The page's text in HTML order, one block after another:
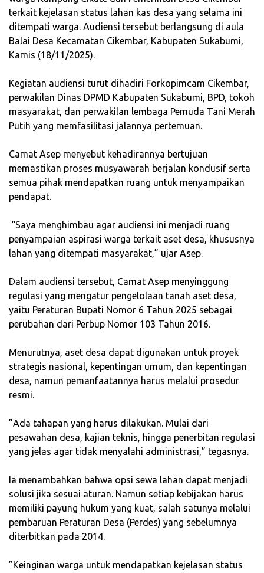
terkait kejelasan status lahan kas desa yang selama ini
ditempati warga. Audiensi tersebut berlangsung di aula
Balai Desa Kecamatan Cikembar, Kabupaten Sukabumi,
Kamis (18/11/2025).
‎Kegiatan audiensi turut dihadiri Forkopimcam Cikembar,
perwakilan Dinas DPMD Kabupaten Sukabumi, BPD, tokoh
masyarakat, dan perwakilan lembaga Pemuda Tani Merah
Putih yang memfasilitasi jalannya pertemuan.
‎Camat Asep menyebut kehadirannya bertujuan
memastikan proses musyawarah berjalan kondusif serta
semua pihak mendapatkan ruang untuk menyampaikan
pendapat.
‎ “Saya menghimbau agar audiensi ini menjadi ruang
penyampaian aspirasi warga terkait aset desa, khususnya
lahan yang ditempati masyarakat,” ujar Asep.
‎Dalam audiensi tersebut, Camat Asep menyinggung
regulasi yang mengatur pengelolaan tanah aset desa,
yaitu Peraturan Bupati Nomor 6 Tahun 2025 sebagai
perubahan dari Perbup Nomor 103 Tahun 2016.
‎Menurutnya, aset desa dapat digunakan untuk proyek
strategis nasional, kepentingan umum, dan kepentingan
desa, namun pemanfaatannya harus melalui prosedur
resmi.
‎”Ada tahapan yang harus dilakukan. Mulai dari
pesawahan desa, kajian teknis, hingga penerbitan regulasi
yang jelas agar tidak menyalahi administrasi,” tegasnya.
‎Ia menambahkan bahwa opsi sewa lahan dapat menjadi
solusi jika sesuai aturan. Namun setiap kebijakan harus
memiliki payung hukum yang kuat, salah satunya melalui
pembaruan Peraturan Desa (Perdes) yang sebelumnya
diterbitkan pada 2014.
‎”Keinginan warga untuk mendapatkan kejelasan status